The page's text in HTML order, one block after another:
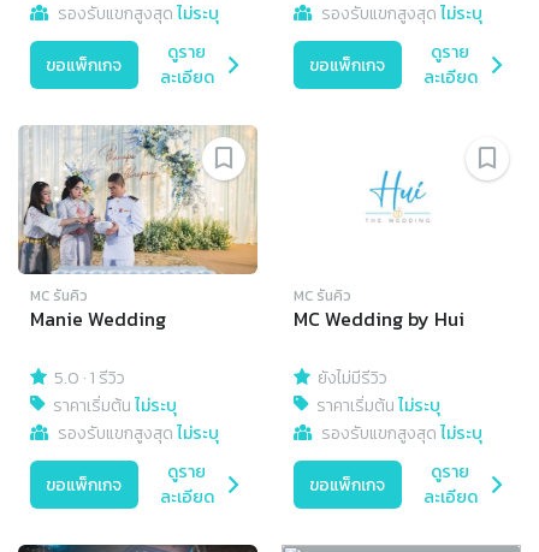
รองรับแขกสูงสุดไม่ระบุ
ขอแพ็กเกจ
ดูราย
ละเอียด
รองรับแขกสูงสุดไม่ระบุ
ขอแพ็กเกจ
ดูราย
ละเอียด
MC รันคิว
Manie Wedding
5.0 ·1 รีวิว
ราคาเริ่มต้นไม่ระบุ
รองรับแขกสูงสุดไม่ระบุ
ขอแพ็กเกจ
ดูราย
ละเอียด
MC รันคิว
MC Wedding by Hui
ยังไม่มีรีวิว
ราคาเริ่มต้นไม่ระบุ
รองรับแขกสูงสุดไม่ระบุ
ขอแพ็กเกจ
ดูราย
ละเอียด